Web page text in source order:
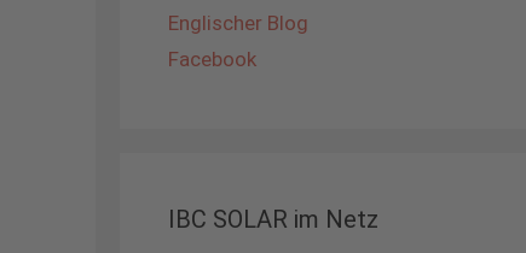
Englischer Blog
Facebook
IBC SOLAR im Netz